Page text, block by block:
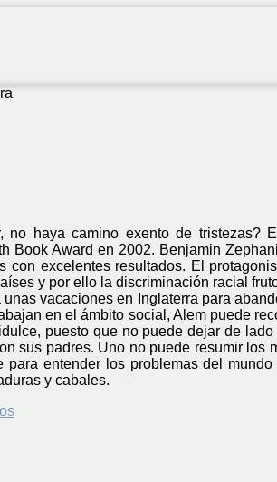
no haya camino exento de tristezas?
Book Award en 2002. Benjamin
con excelentes resultados. El
y por ello la discriminación racial
vacaciones en Inglaterra para
en el ámbito social, Alem puede
puesto que no puede dejar de
sus padres. Uno no puede resumir los
para entender los problemas del
y cabales.